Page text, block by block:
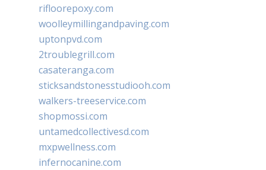
rifloorepoxy.com
woolleymillingandpaving.com
uptonpvd.com
2troublegrill.com
casateranga.com
sticksandstonesstudiooh.com
walkers-treeservice.com
shopmossi.com
untamedcollectivesd.com
mxpwellness.com
infernocanine.com